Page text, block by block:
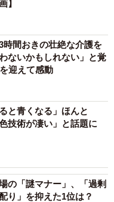
】
時間おきの壮絶な介護を
ないかもしれない」と覚
迎えて感動
と青くなる」ほんと
技術が凄い」と話題に
の「謎マナー」、「過剰
り」を抑えた1位は？